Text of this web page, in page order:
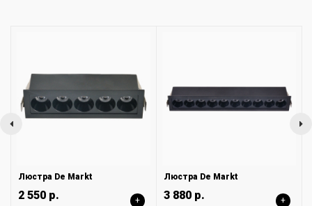
Люстра De Markt
2 550 р. +
Люстра De Markt
3 880 р. +